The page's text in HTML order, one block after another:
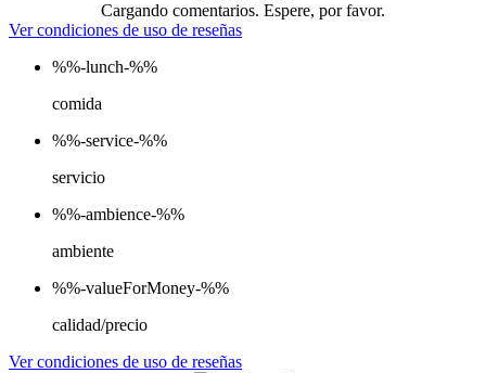
Cargando comentarios. Espere, por favor.
Ver condiciones de uso de reseñas
%%-lunch-%%
comida
%%-service-%%
servicio
%%-ambience-%%
ambiente
%%-valueForMoney-%%
calidad/precio
Ver condiciones de uso de reseñas